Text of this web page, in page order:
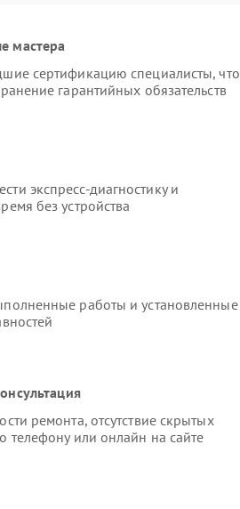
мастера
сертификацию специалисты, что
гарантийных обязательств
экспресс-диагностику и
без устройства
работы и установленные
ремонта, отсутствие скрытых
телефону или онлайн на сайте